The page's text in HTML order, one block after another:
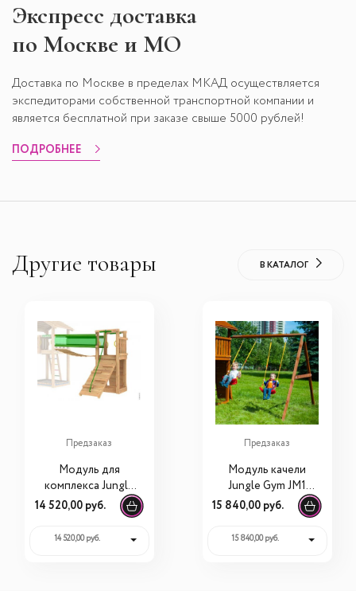
Экспресс доставка
по Москве и МО
Доставка по Москве в пределах МКАД осуществляется
экспедиторами собственной транспортной компании и
является бесплатной при заказе свыше 5000 рублей!
ПОДРОБНЕЕ
Другие товары В КАТАЛОГ
Предзаказ
Модуль для
комплекса Jungle
Gym J1 Мост
14 520,00 руб.
14 520,00 руб.
Предзаказ
Модуль качели
Jungle Gym JM1
Swing Module + 2
15 840,00 руб.
15 840,00 руб.